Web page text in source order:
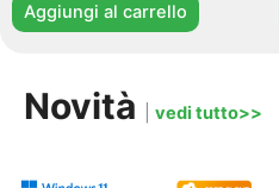
Aggiungi al carrello
Novità vedi tutto>>